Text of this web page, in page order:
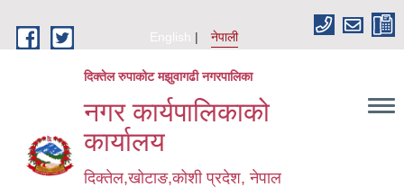
English
नेपाली
दिक्तेल रुपाकोट मझुवागढी नगरपालिका
नगर कार्यपालिकाको
कार्यालय
दिक्तेल,खोटाङ,कोशी प्रदेश, नेपाल